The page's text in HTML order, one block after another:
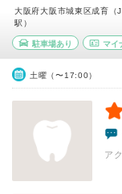
大阪府大阪市城東区成育（
駅）
駐車場あり マイ
土曜（〜17:00）
ア